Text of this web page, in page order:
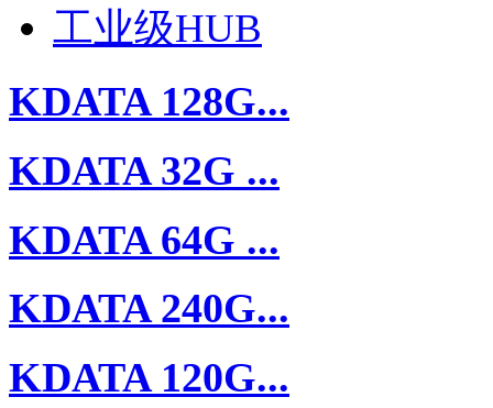
工业级HUB
KDATA 128G...
KDATA 32G ...
KDATA 64G ...
KDATA 240G...
KDATA 120G...